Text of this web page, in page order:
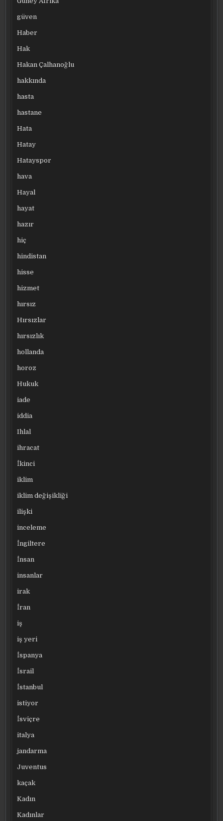
güven
Haber
Hak
Hakan Çalhanoğlu
hakkında
hasta
hastane
Hata
Hatay
Hatayspor
hava
Hayal
hayat
hazır
hiç
hindistan
hisse
hizmet
hırsız
Hırsızlar
hırsızlık
hollanda
horoz
Hukuk
iade
iddia
Ihlal
ihracat
İkinci
iklim
iklim değişikliği
ilişki
inceleme
İngiltere
İnsan
insanlar
irak
İran
iş
iş yeri
İspanya
İsrail
İstanbul
istiyor
İsviçre
italya
jandarma
Juventus
kaçak
Kadın
Kadınlar